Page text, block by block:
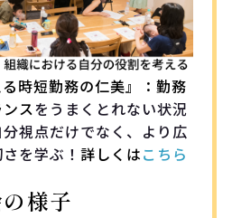
時短勤務の仁美』：勤務
スをうまくとれない状況
視点だけでなく、より広
を学ぶ！詳しくはこちら
様子